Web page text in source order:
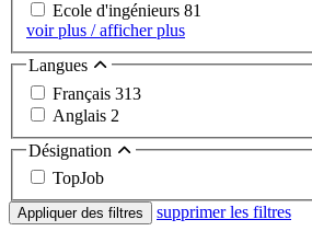
Ecole d'ingénieurs 81
voir plus / afficher plus
Langues
Français 313
Anglais 2
Désignation
TopJob
Appliquer des filtres supprimer les filtres